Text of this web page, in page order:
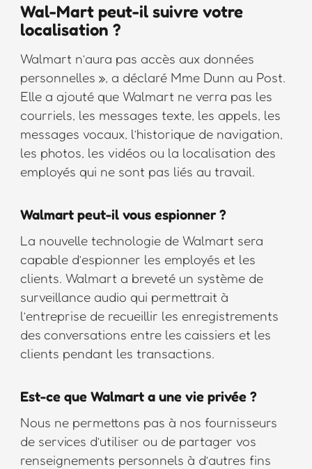
Wal-Mart peut-il suivre votre
localisation ?
Walmart n’aura pas accès aux données
personnelles », a déclaré Mme Dunn au Post.
Elle a ajouté que Walmart ne verra pas les
courriels, les messages texte, les appels, les
messages vocaux, l’historique de navigation,
les photos, les vidéos ou la localisation des
employés qui ne sont pas liés au travail.
Walmart peut-il vous espionner ?
La nouvelle technologie de Walmart sera
capable d’espionner les employés et les
clients. Walmart a breveté un système de
surveillance audio qui permettrait à
l’entreprise de recueillir les enregistrements
des conversations entre les caissiers et les
clients pendant les transactions.
Est-ce que Walmart a une vie privée ?
Nous ne permettons pas à nos fournisseurs
de services d’utiliser ou de partager vos
renseignements personnels à d’autres fins